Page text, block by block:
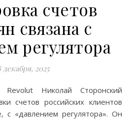
счетов
связана с
регулятора
декабря, 2025
счетов российских клиентов
с «давлением регулятора». Он